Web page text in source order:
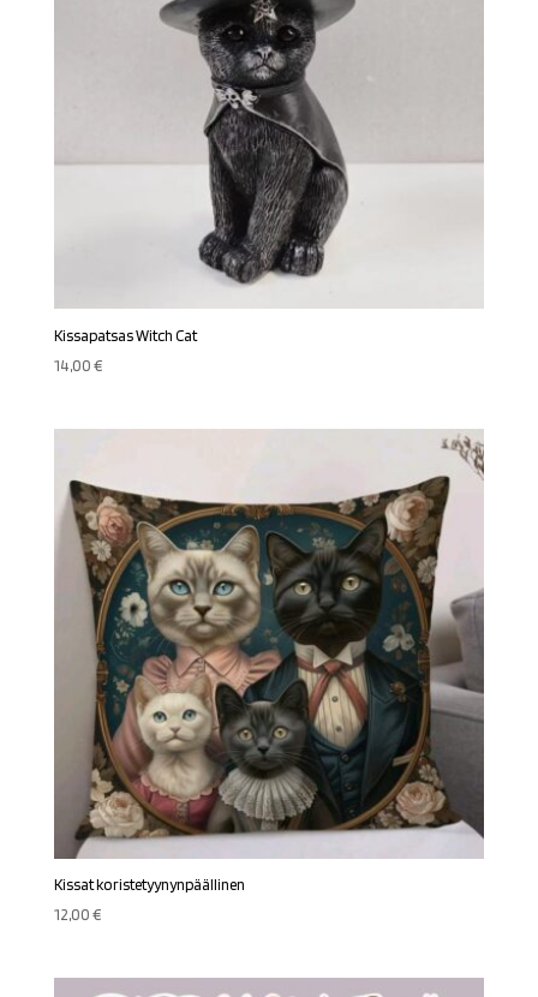
Kissapatsas Witch Cat
14,00€
Kissat koristetyynynpäällinen
12,00€